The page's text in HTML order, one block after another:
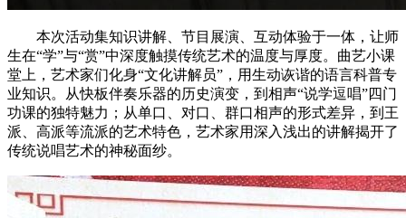
本次活动集知识讲解、节目展演、互动体验于一体，让师
生在“学”与“赏”中深度触摸传统艺术的温度与厚度。曲艺小课
堂上，艺术家们化身“文化讲解员”，用生动诙谐的语言科普专
业知识。从快板伴奏乐器的历史演变，到相声“说学逗唱”四门
功课的独特魅力；从单口、对口、群口相声的形式差异，到王
派、高派等流派的艺术特色，艺术家用深入浅出的讲解揭开了
传统说唱艺术的神秘面纱。